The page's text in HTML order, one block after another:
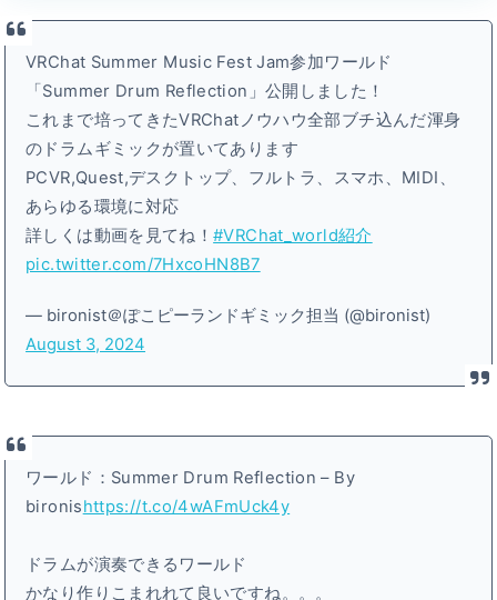
VRChat Summer Music Fest Jam参加ワールド
「Summer Drum Reflection」公開しました！
これまで培ってきたVRChatノウハウ全部ブチ込んだ渾身
のドラムギミックが置いてあります
PCVR,Quest,デスクトップ、フルトラ、スマホ、MIDI、
あらゆる環境に対応
詳しくは動画を見てね！#VRChat_world紹介
pic.twitter.com/7HxcoHN8B7
— bironist＠ぽこピーランドギミック担当 (@bironist)
August 3, 2024
ワールド：Summer Drum Reflection – By
bironishttps://t.co/4wAFmUck4y
ドラムが演奏できるワールド
かなり作りこまれれて良いですね。。。